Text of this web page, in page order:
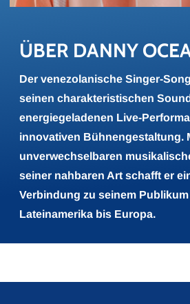
ÜBER DANNY
Der venezolanische Singer-
seinen charakteristischen
energiegeladenen Live-
innovativen Bühnengestaltung.
unverwechselbaren
seiner nahbaren Art schafft er
Verbindung zu seinem
Lateinamerika bis Europa.